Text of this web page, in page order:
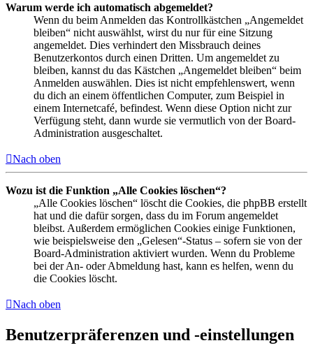
Warum werde ich automatisch abgemeldet?
Wenn du beim Anmelden das Kontrollkästchen „Angemeldet
bleiben“ nicht auswählst, wirst du nur für eine Sitzung
angemeldet. Dies verhindert den Missbrauch deines
Benutzerkontos durch einen Dritten. Um angemeldet zu
bleiben, kannst du das Kästchen „Angemeldet bleiben“ beim
Anmelden auswählen. Dies ist nicht empfehlenswert, wenn
du dich an einem öffentlichen Computer, zum Beispiel in
einem Internetcafé, befindest. Wenn diese Option nicht zur
Verfügung steht, dann wurde sie vermutlich von der Board-
Administration ausgeschaltet.
Nach oben
Wozu ist die Funktion „Alle Cookies löschen“?
„Alle Cookies löschen“ löscht die Cookies, die phpBB erstellt
hat und die dafür sorgen, dass du im Forum angemeldet
bleibst. Außerdem ermöglichen Cookies einige Funktionen,
wie beispielsweise den „Gelesen“-Status – sofern sie von der
Board-Administration aktiviert wurden. Wenn du Probleme
bei der An- oder Abmeldung hast, kann es helfen, wenn du
die Cookies löscht.
Nach oben
Benutzerpräferenzen und -einstellungen